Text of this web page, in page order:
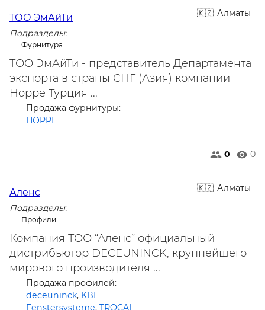
Алматы
ТОО ЭмАйТи
Подразделы:
Фурнитура
ТОО ЭмАйТи - представитель Департамента
экспорта в страны СНГ (Азия) компании
Hoppe Турция ...
Продажа фурнитуры:
HOPPE
0 0
Алматы
Аленс
Подразделы:
Профили
Компания ТОО “Аленс” официальный
дистрибьютор DECEUNINCK, крупнейшего
мирового производителя ...
Продажа профилей:
deceuninck, KBE